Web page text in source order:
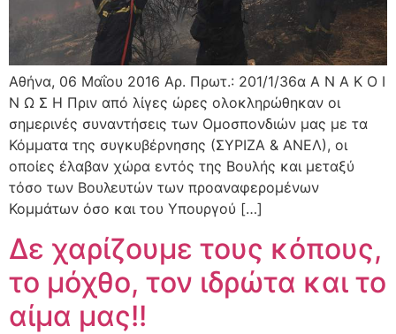
Αθήνα, 06 Μαΐου 2016 Αρ. Πρωτ.: 201/1/36α Α Ν Α Κ Ο Ι
Ν Ω Σ Η Πριν από λίγες ώρες ολοκληρώθηκαν οι
σημερινές συναντήσεις των Ομοσπονδιών μας με τα
Κόμματα της συγκυβέρνησης (ΣΥΡΙΖΑ & ΑΝΕΛ), οι
οποίες έλαβαν χώρα εντός της Βουλής και μεταξύ
τόσο των Βουλευτών των προαναφερομένων
Κομμάτων όσο και του Υπουργού […]
Δε χαρίζουμε τους κόπους,
το μόχθο, τον ιδρώτα και το
αίμα μας!!